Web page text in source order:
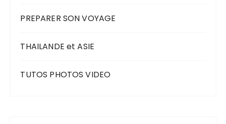
PREPARER SON VOYAGE
THAILANDE et ASIE
TUTOS PHOTOS VIDEO